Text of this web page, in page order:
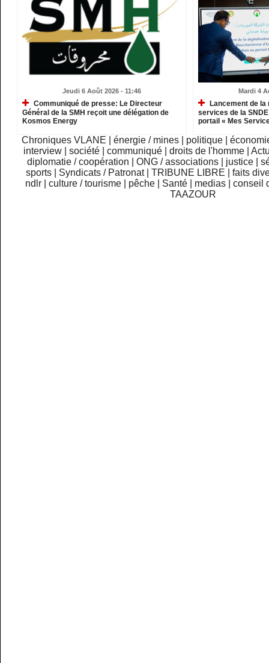
Jeudi 6 Août 2026 - 11:46
Communiqué de presse: Le Directeur
Général de la SMH reçoit une délégation de
Kosmos Energy
Mardi 4
Lancement de
services de la
portail « Mes
Chroniques VLANE énergie / mines politique
interview
|société |communiqué |droits de l'homme |
diplomatie / coopération
ONG / associations justice
sports
Syndicats / Patronat TRIBUNE LIBRE
faits
ndlr
|culture / tourisme pêche Santé medias |conseil
TAAZOUR